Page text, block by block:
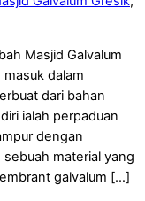
Masjid Galvalum
dalam
dari bahan
ialah perpaduan
dengan
material yang
galvalum […]